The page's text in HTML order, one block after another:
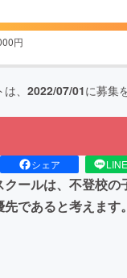
円
、 2022/07/01に募集
シェア
ールは、不登校
であると考えま